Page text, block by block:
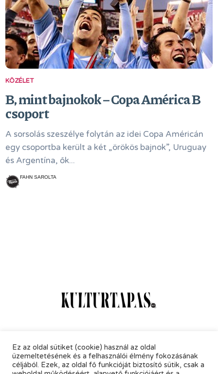
KÖZÉLET
B, mint bajnokok – Copa América B
csoport
A sorsolás szeszélye folytán az idei Copa Américán
egy csoportba került a két „örökös bajnok”, Uruguay
és Argentína, ők...
FAHN SAROLTA
Ez az oldal sütiket (cookie) használ az oldal
üzemeltetésének és a felhasználói élmény fokozásának
céljából. Ezek, az oldal fő funkcióját biztosító sütik, csak a